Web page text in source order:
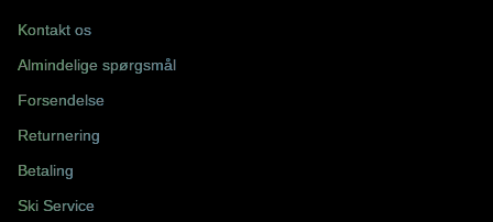
Kontakt os
Almindelige spørgsmål
Forsendelse
Returnering
Betaling
Ski Service